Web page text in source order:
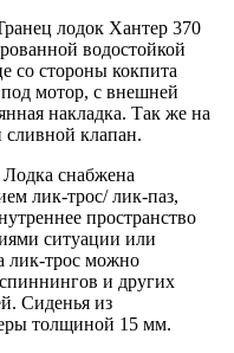
лодок Хантер 370
водостойкой
со стороны кокпита
под мотор, с внешней
накладка. Так же на
сливной клапан.
Лодка снабжена
лик-трос/ лик-паз,
пространство
ситуации или
лик-трос можно
и других
Сиденья из
толщиной 15 мм.